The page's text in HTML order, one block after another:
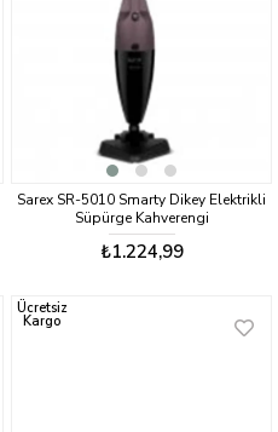
Sarex SR-5010 Smarty Dikey Elektrikli
Süpürge Kahverengi
₺1.224,99
Ücretsiz
Kargo